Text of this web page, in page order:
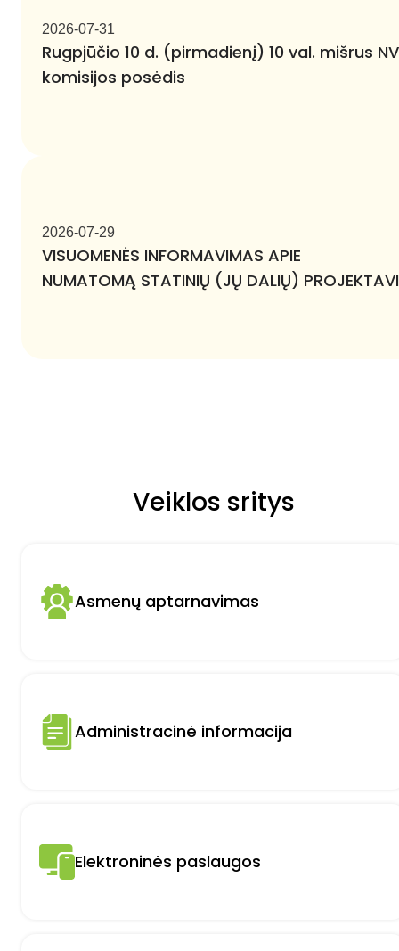
2026-07-31
Rugpjūčio 10 d. (pirmadienį) 10 val. mišrus
komisijos posėdis
2026-07-29
VISUOMENĖS INFORMAVIMAS APIE
NUMATOMĄ STATINIŲ (JŲ DALIŲ)
Veiklos sritys
Asmenų aptarnavimas
Administracinė informacija
Elektroninės paslaugos